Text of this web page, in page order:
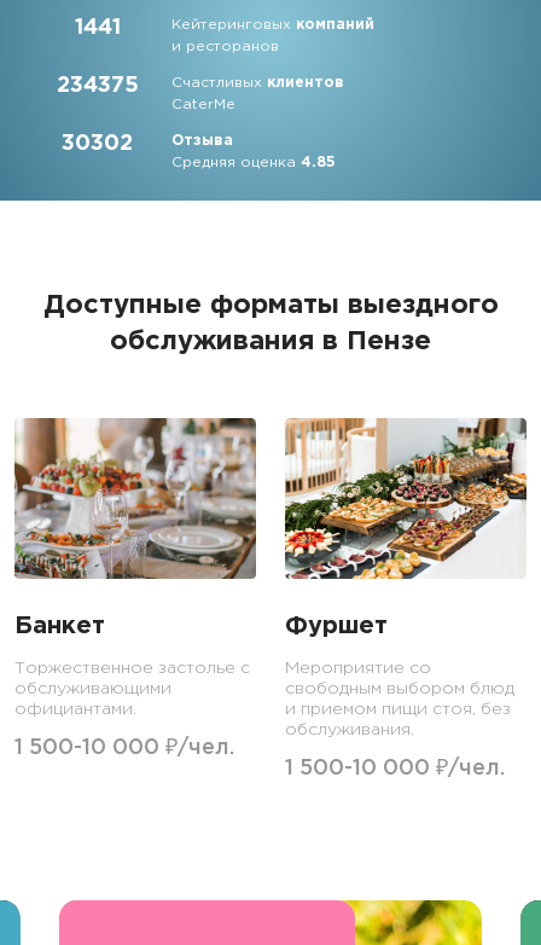
1441 Кейтеринговых компаний
и ресторанов
234375 Счастливых клиентов
CaterMe
30302
Отзыва
Средняя оценка4.85
Доступные форматы выездного
обслуживания в Пензе
Банкет
Торжественное застолье с
обслуживающими
официантами.
1 500-10 000 ₽/чел.
Фуршет
Мероприятие со
свободным выбором блюд
и приемом пищи стоя, без
обслуживания.
1 500-10 000 ₽/чел.